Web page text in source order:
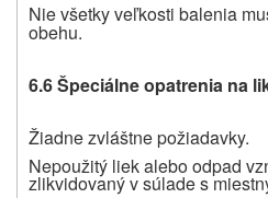
Nie všetky veľkosti balenia
obehu.
6.6Špeciálne opatrenia na
Žiadne zvláštne požiadavky.
Nepoužitý liek alebo odpad
zlikvidovaný v súlade s